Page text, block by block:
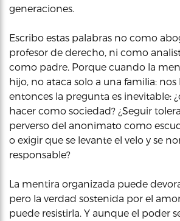
generaciones.
Escribo estas palabras no como
profesor de derecho, ni como
como padre. Porque cuando la
hijo, no ataca solo a una familia: nos
entonces la pregunta es inevitable:
hacer como sociedad? ¿Seguir
perverso del anonimato como
o exigir que se levante el velo y se
responsable?
La mentira organizada puede
pero la verdad sostenida por el
puede resistirla. Y aunque el poder